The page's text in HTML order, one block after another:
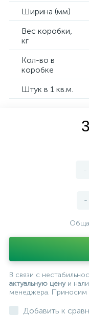
Ширина (мм)
Вес коробки,
кг
Кол-во в
коробке
Штук в 1 кв.м.
-
-
В связи с
актуальную ценуи
менеджера. Приносим
Добавить к